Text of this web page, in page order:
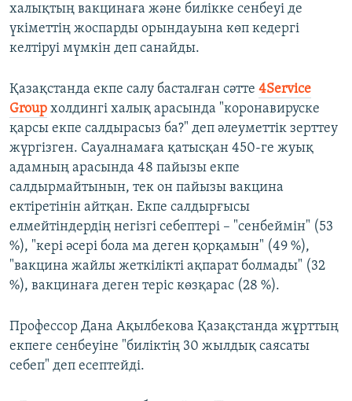
халықтың вакцинаға және билікке сенбеуі де
үкіметтің жоспарды орындауына көп кедергі
келтіруі мүмкін деп санайды.
Қазақстанда екпе салу басталған сәтте 4Service
Group холдингі халық арасында "коронавируске
қарсы екпе салдырасыз ба?" деп әлеуметтік зерттеу
жүргізген. Сауалнамаға қатысқан 450-ге жуық
адамның арасында 48 пайызы екпе
салдырмайтынын, тек он пайызы вакцина
ектіретінін айтқан. Екпе салдырғысы
елмейтіндердің негізгі себептері – "сенбеймін" (53
%), "кері әсері бола ма деген қорқамын" (49 %),
"вакцина жайлы жеткілікті ақпарат болмады" (32
%), вакцинаға деген теріс көзқарас (28 %).
Профессор Дана Ақылбекова Қазақстанда жұрттың
екпеге сенбеуіне "биліктің 30 жылдық саясаты
себеп" деп есептейді.